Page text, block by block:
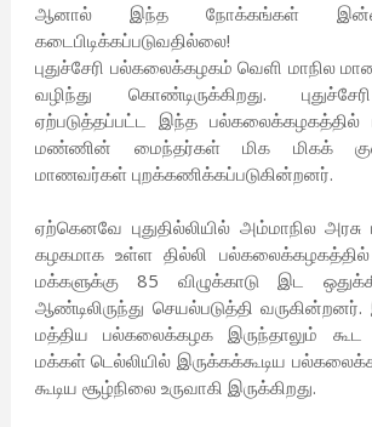
ஆனால் இந்த நோக்கங்கள்
கடைபிடிக்கப்படுவதில்லை!
புதுச்சேரி பல்கலைக்கழகம் வெளி மாநில
வழிந்து கொண்டிருக்கிறது.
ஏற்படுத்தப்பட்ட இந்த பல்கலைக்கழகத்தில்
மண்ணின் மைந்தர்கள் மிக மிகக்
மாணவர்கள் புறக்கணிக்கப்படுகின்றனர்.
ஏற்கெனவே புதுதில்லியில் அம்மாநில
கழகமாக உள்ள தில்லி
மக்களுக்கு 85 விழுக்காடு இட
ஆண்டிலிருந்து செயல்படுத்தி
மத்திய பல்கலைக்கழக இருந்தாலும்
மக்கள் டெல்லியில் இருக்கக்கூடிய
கூடிய சூழ்நிலை உருவாகி இருக்கிறது.